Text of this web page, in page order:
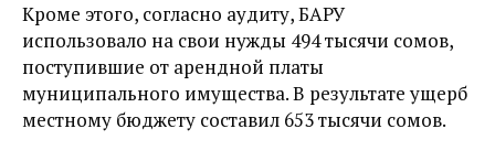
Кроме этого, согласно аудиту, БАРУ
использовало на свои нужды 494 тысячи сомов,
поступившие от арендной платы
муниципального имущества. В результате ущерб
местному бюджету составил 653 тысячи сомов.